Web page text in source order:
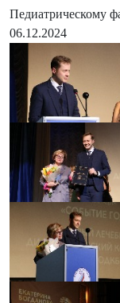
Педиатрическому
06.12.2024